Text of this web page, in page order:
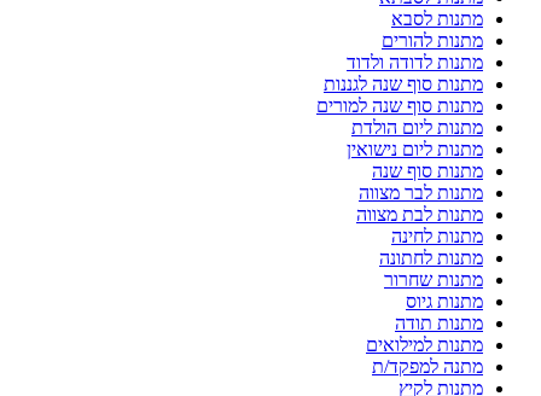
מתנות לסבא
מתנות להורים
מתנות לדודה ולדוד
מתנות סוף שנה לגננות
מתנות סוף שנה למורים
מתנות ליום הולדת
מתנות ליום נישואין
מתנות סוף שנה
מתנות לבר מצווה
מתנות לבת מצווה
מתנות לחינה
מתנות לחתונה
מתנות שחרור
מתנות גיוס
מתנות תודה
מתנות למילואים
מתנה למפקד/ת
מתנות לקיץ